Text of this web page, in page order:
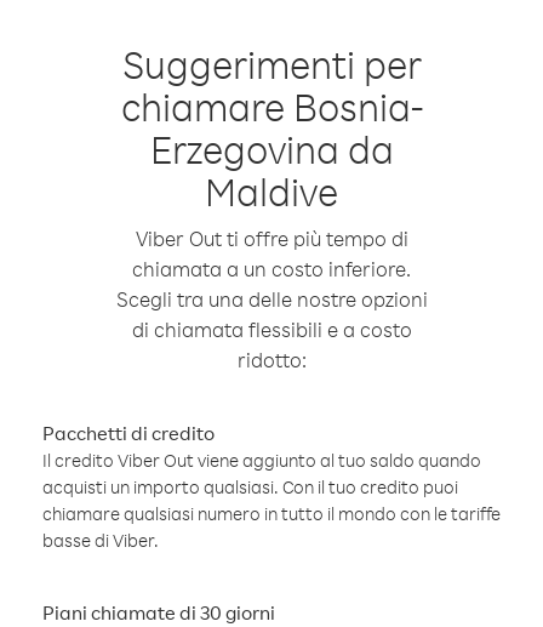
Suggerimenti per
chiamare Bosnia-
Erzegovina da
Maldive
Viber Out ti offre più tempo di
chiamata a un costo inferiore.
Scegli tra una delle nostre opzioni
di chiamata flessibili e a costo
ridotto:
Pacchetti di credito
Il credito Viber Out viene aggiunto al tuo saldo quando
acquisti un importo qualsiasi. Con il tuo credito puoi
chiamare qualsiasi numero in tutto il mondo con le tariffe
basse di Viber.
Piani chiamate di 30 giorni